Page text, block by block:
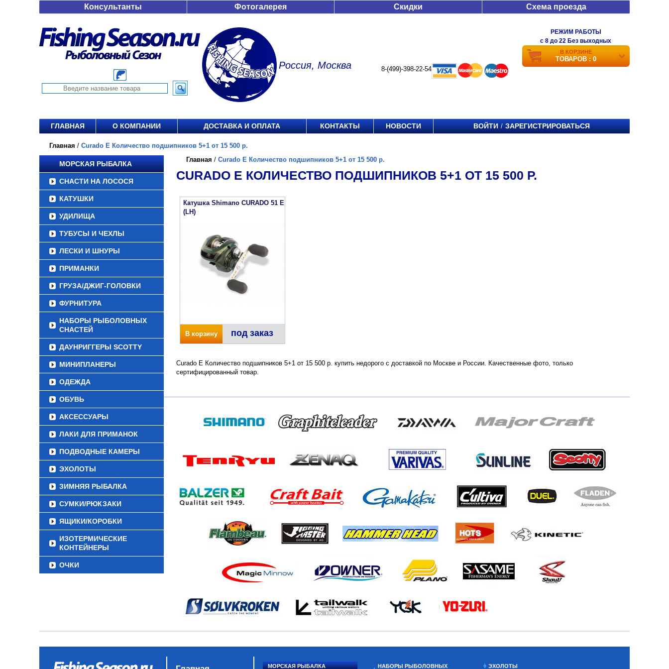
Консультанты Фотогалерея Скидки Схема проезда
Россия, Москва 8-(499)-398-22-54
РЕЖИМ РАБОТЫ
c 8 до 22 Без выходных
В КОРЗИНЕ
ТОВАРОВ : 0
ГЛАВНАЯ О КОМПАНИИ ДОСТАВКА И ОПЛАТА КОНТАКТЫ НОВОСТИ ВОЙТИ / ЗАРЕГИСТРИРОВАТЬСЯ
Главная / Curado E Количество подшипников 5+1 от 15 500 р.
МОРСКАЯ РЫБАЛКА
СНАСТИ НА ЛОСОСЯ
КАТУШКИ
УДИЛИЩА
ТУБУСЫ И ЧЕХЛЫ
ЛЕСКИ И ШНУРЫ
ПРИМАНКИ
ГРУЗА/ДЖИГ-ГОЛОВКИ
ФУРНИТУРА
НАБОРЫ РЫБОЛОВНЫХ
СНАСТЕЙ
ДАУНРИГГЕРЫ SCOTTY
МИНИПЛАНЕРЫ
ОДЕЖДА
ОБУВЬ
АКСЕССУАРЫ
ЛАКИ ДЛЯ ПРИМАНОК
ПОДВОДНЫЕ КАМЕРЫ
ЭХОЛОТЫ
ЗИМНЯЯ РЫБАЛКА
СУМКИ/РЮКЗАКИ
ЯЩИКИ/КОРОБКИ
ИЗОТЕРМИЧЕСКИЕ
КОНТЕЙНЕРЫ
ОЧКИ
Главная / Curado E Количество подшипников 5+1 от 15 500 р.
CURADO E КОЛИЧЕСТВО ПОДШИПНИКОВ 5+1 ОТ 15 500 Р.
Катушка Shimano CURADO 51 E
(LH)
В корзину под заказ
Curado E Количество подшипников 5+1 от 15 500 р. купить недорого с доставкой по Москве и России. Качественные фото, только
сертифицированный товар.
МОРСКАЯ РЫБАЛКА НАБОРЫ РЫБОЛОВНЫХ ЭХОЛОТЫ